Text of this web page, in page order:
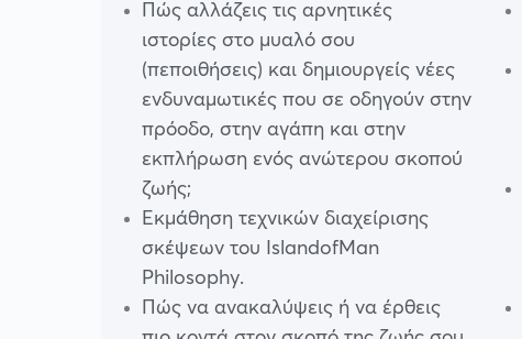
Πώς αλλάζεις τις αρνητικές
ιστορίες στο μυαλό σου
(πεποιθήσεις) και δημιουργείς νέες
ενδυναμωτικές που σε οδηγούν στην
πρόοδο, στην αγάπη και στην
εκπλήρωση ενός ανώτερου σκοπού
ζωής;
Εκμάθηση τεχνικών διαχείρισης
σκέψεων του IslandofMan
Philosophy.
Πώς να ανακαλύψεις ή να έρθεις